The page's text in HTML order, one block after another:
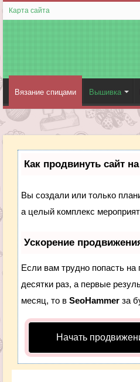
Карта сайта
Вязание спицами Вышивка
Как продвинуть сайт
Вы создали или только
а целый комплекс
Ускорение
Если вам трудно попасть
десятки раз, а первые
месяц, то в SeoHammerза
Начать